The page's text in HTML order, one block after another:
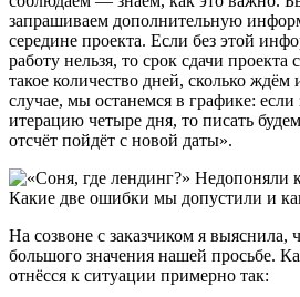
запрашиваем дополнительную
середине проекта. Если без этой
работу нельзя, то срок сдачи проекта
такое количество дней, сколько
случае, мы останемся в графике:
итерацию четыре дня, то писать
отсчёт пойдёт с новой даты».
На созвоне с заказчиком я выяснила,
большого значения нашей просьбе.
отнёсся к ситуации примерно так: